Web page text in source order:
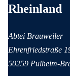
Rheinland
Abtei Brauweiler
Ehrenfriedstraße
50259 Pulheim-